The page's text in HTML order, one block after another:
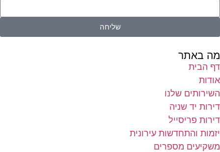
שליחה
באתר
הבית
שלנו
יד שניה
פריסייל
והתחדשות עירונית
מספרים